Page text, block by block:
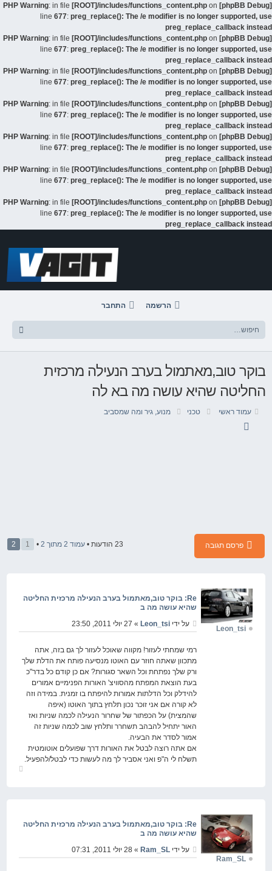
[phpBB Debug] PHP Warning
: in file [ROOT]/includes/functions_content.php on
line 677: preg_replace(): The /e modifier is no longer supported, use
preg_replace_callback instead
[phpBB Debug] PHP Warning
: in file [ROOT]/includes/functions_content.php on
line 677: preg_replace(): The /e modifier is no longer supported, use
preg_replace_callback instead
[phpBB Debug] PHP Warning
: in file [ROOT]/includes/functions_content.php on
line 677: preg_replace(): The /e modifier is no longer supported, use
preg_replace_callback instead
[phpBB Debug] PHP Warning
: in file [ROOT]/includes/functions_content.php on
line 677: preg_replace(): The /e modifier is no longer supported, use
preg_replace_callback instead
[phpBB Debug] PHP Warning
: in file [ROOT]/includes/functions_content.php on
line 677: preg_replace(): The /e modifier is no longer supported, use
preg_replace_callback instead
[phpBB Debug] PHP Warning
: in file [ROOT]/includes/functions_content.php on
line 677: preg_replace(): The /e modifier is no longer supported, use
preg_replace_callback instead
[phpBB Debug] PHP Warning
: in file [ROOT]/includes/functions_content.php on
line 677: preg_replace(): The /e modifier is no longer supported, use
preg_replace_callback instead
הרשמה התחבר
בוקר טוב,מאתמול בערב הנעילה מרכזית
החליטה שהיא עושה מה בא לה
עמוד ראשי טכני מנוע, גיר ומה שמסביב
פרסם תגובה 23 הודעות • עמוד 2 מתוך 2
•
1
2
Re: בוקר טוב,מאתמול בערב הנעילה מרכזית החליטה
שהיא עושה מה ב
על ידי Leon_tsi » 27 יולי 2011, 23:50
רמי שמחתי לעזור! מקווה שאוכל לעזור לך גם בזה, אתה
מתכוון שאתה חוזר עם האוטו מנסיעה פותח את הדלת שלך
ורק שלך נפתחת וכל השאר סגורות? אם כן קודם כל בדר"כ
בעת הוצאת המפתח מהסוויצ' האורות הפנימיים אמורים
להידלק וכל הדלתות אמורות להיפתח בו זמנית. במידה וזה
לא קורה אם אני זוכר נכון תלחץ בתוך האוטו (איפה
שהמצית) על הכפתור של שחרור הנעילה לכמה שניות ואז
האור יתחיל להבהב תשחרר ותלחץ שוב לכמה שניות זה
אמור לסדר את הבעיה.
אם אתה רוצה לבטל את האורות דרך שפועלים אוטומטית
תשלח לי ה"פ ואני אסביר לך מה לעשות כדי לבטל/להפעיל.
Leon_tsi
Re: בוקר טוב,מאתמול בערב הנעילה מרכזית החליטה
שהיא עושה מה ב
על ידי Ram_SL » 28 יולי 2011, 07:31
Ram_SL